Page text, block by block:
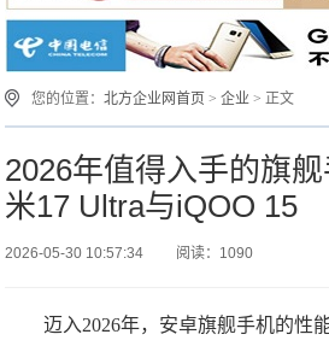
您的位置：北方企业网首页 >企业 > 正文
2026年值得入手的旗
米17 Ultra与iQOO 15
2026-05-30 10:57:34 阅读：1090
迈入2026年，安卓旗舰手机的性